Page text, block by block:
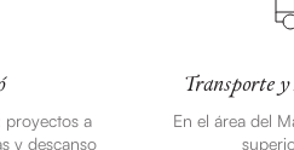
proyectos a
y descanso
Transporte
En el área del